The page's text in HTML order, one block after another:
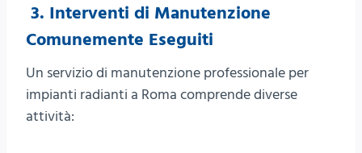
3. Interventi di Manutenzione
Comunemente Eseguiti
Un servizio di manutenzione professionale per
impianti radianti a Roma comprende diverse
attività: